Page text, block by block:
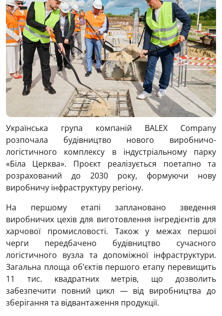
Українська група компаній BALEX Company
розпочала будівництво нового виробничо-
логістичного комплексу в індустріальному парку
«Біла Церква». Проєкт реалізується поетапно та
розрахований до 2030 року, формуючи нову
виробничу інфраструктуру регіону.
На першому етапі заплановано зведення
виробничих цехів для виготовлення інгредієнтів для
харчової промисловості. Також у межах першої
черги передбачено будівництво сучасного
логістичного вузла та допоміжної інфраструктури.
Загальна площа об’єктів першого етапу перевищить
11 тис. квадратних метрів, що дозволить
забезпечити повний цикл — від виробництва до
зберігання та відвантаження продукції.